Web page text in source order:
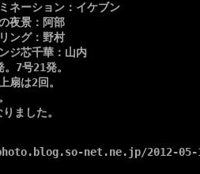
ーション：イケブン
景：阿部
グ：野村
芯千華：山内
7号21発。
扇は2回。
ました。
net.ne.jp/2012-05-